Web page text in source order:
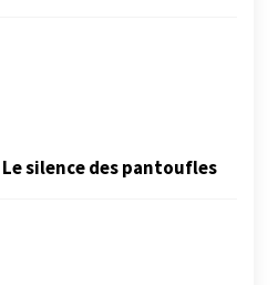
Le silence des pantoufles